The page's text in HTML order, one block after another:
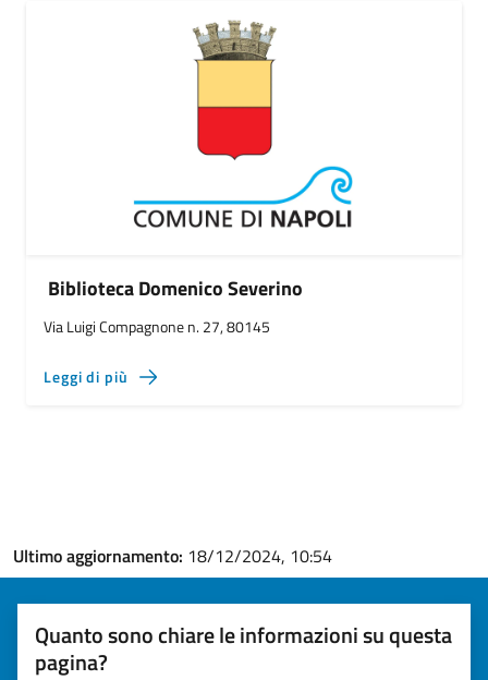
Biblioteca Domenico Severino
Via Luigi Compagnone n. 27, 80145
Leggi di più
Ultimo aggiornamento: 18/12/2024, 10:54
Quanto sono chiare le informazioni su questa
pagina?